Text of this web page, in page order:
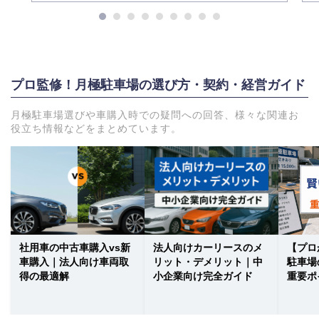
プロ監修！月極駐車場の選び方・契約・経営ガイド
月極駐車場選びや車購入時での疑問への回答、様々な関連お
役立ち情報などをまとめています。
社用車の中古車購入vs新
車購入｜法人向け車両取
得の最適解
法人向けカーリースのメ
リット・デメリット｜中
小企業向け完全ガイド
【プ
駐車
重要